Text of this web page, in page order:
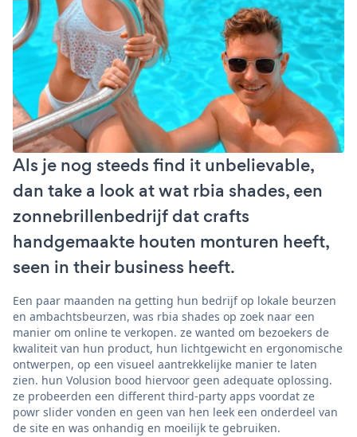
Als je nog steeds find it unbelievable,
dan take a look at wat rbia shades, een
zonnebrillenbedrijf dat crafts
handgemaakte houten monturen heeft,
seen in their business heeft.
Een paar maanden na getting hun bedrijf op lokale beurzen
en ambachtsbeurzen, was rbia shades op zoek naar een
manier om online te verkopen. ze wanted om bezoekers de
kwaliteit van hun product, hun lichtgewicht en ergonomische
ontwerpen, op een visueel aantrekkelijke manier te laten
zien. hun Volusion bood hiervoor geen adequate oplossing.
ze probeerden een different third-party apps voordat ze
powr slider vonden en geen van hen leek een onderdeel van
de site en was onhandig en moeilijk te gebruiken.